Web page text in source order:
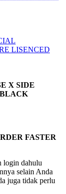
X SIDE
FASTER
login dahulu
selain Anda
juga tidak perlu